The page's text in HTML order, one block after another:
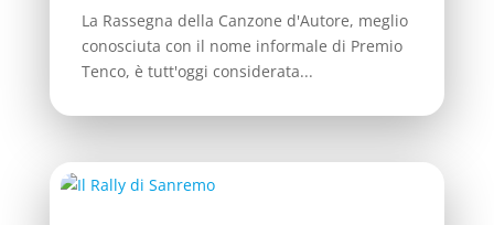
La Rassegna della Canzone d'Autore, meglio
conosciuta con il nome informale di Premio
Tenco, è tutt'oggi considerata...